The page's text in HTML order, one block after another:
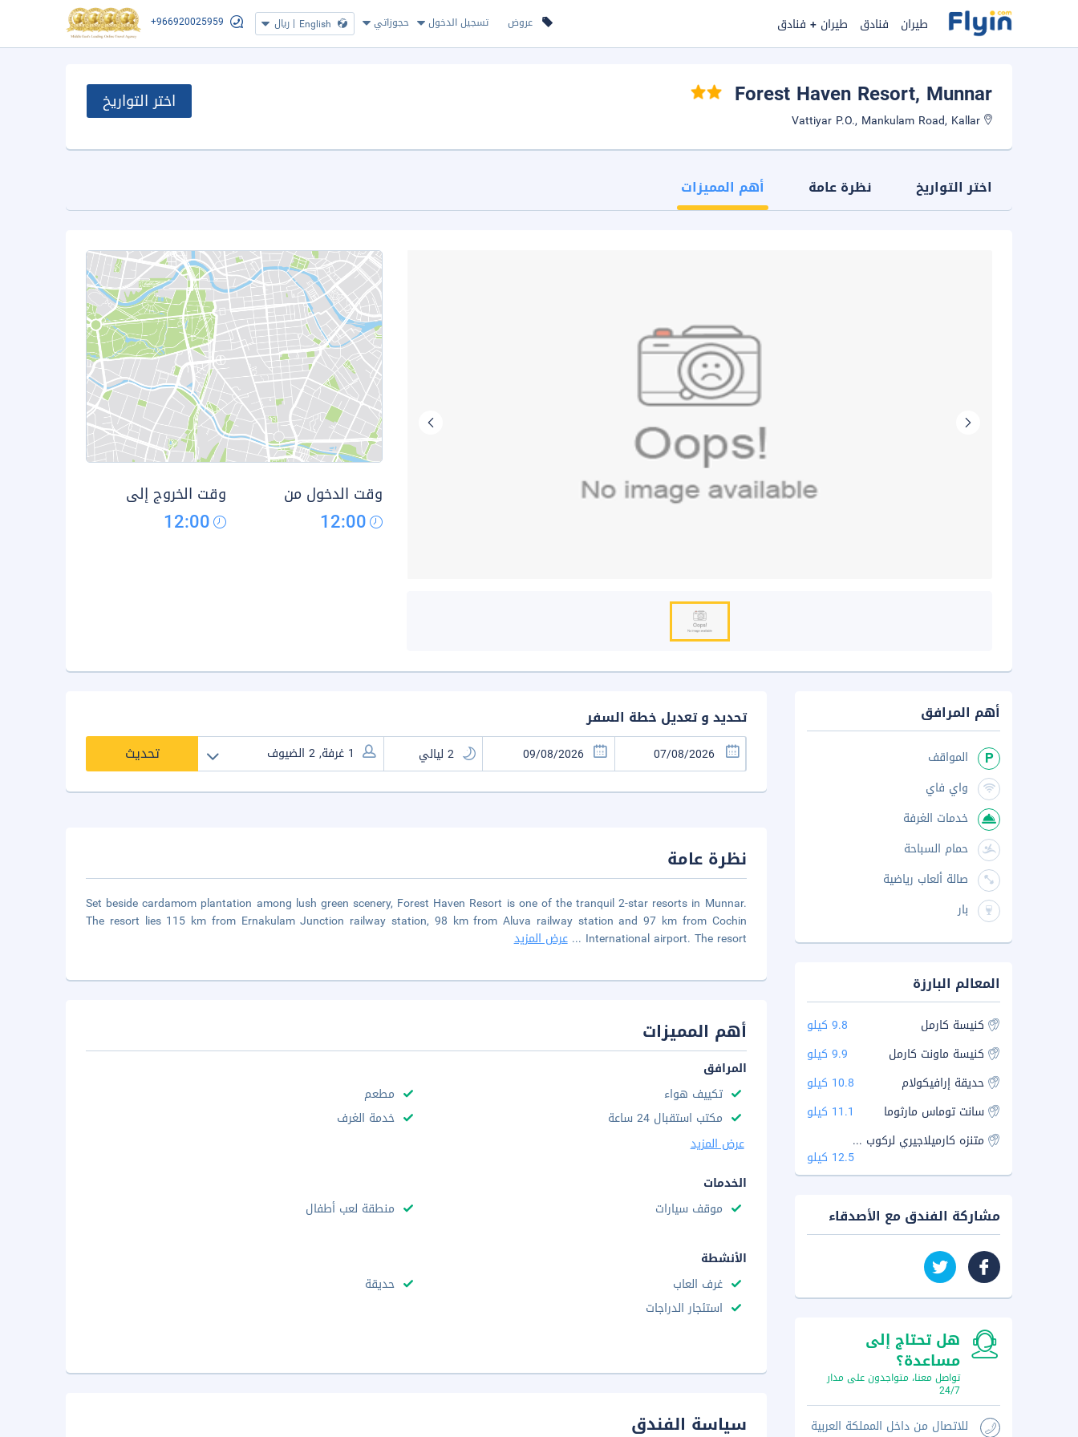
عروض تسجيل الدخول حجوزاتي English
| ريال +966920025959 طيران فنادق طيران + فنادق
Forest Haven Resort, Munnar اختر التواريخ
اختر التواريخ نظرة عامة أهم المميزات
وقت الدخول من
12:00
وقت الخروج إلى
12:00
تحديد و تعديل خطة السفر
تحديث
نظرة عامة
Set beside cardamom plantation among lush green scenery, Forest Haven Resort is one of the tranquil 2-star resorts in Munnar.
The resort lies 115 km from Ernakulam Junction railway station, 98 km from Aluva railway station and 97 km from Cochin
International airport. The resort
...عرض المزيد
أهم المميزات
المرافق
تكييف هواء
مطعم
مكتب استقبال 24 ساعة
خدمة الغرف
عرض المزيد
الخدمات
موقف سيارات
منطقة لعب أطفال
الأنشطة
غرف العاب
حديقة
استئجار الدراجات
سياسة الفندق
أهم المرافق
المواقف
واي فاي
خدمات الغرفة
حمام السباحة
صالة ألعاب رياضية
بار
المعالم البارزة
كنيسة كارمل
9.8 كيلو
كنيسة ماونت كارمل
9.9 كيلو
حديقة إرافيكولام
10.8 كيلو
سانت توماس مارثوما
11.1 كيلو
متنزه كارميلاجيري لركوب الأفيال
12.5 كيلو
مشاركة الفندق مع الأصدقاء
هل تحتاج إلى
مساعدة؟
تواصل معنا، متواجدون على مدار
24/7
للاتصال من داخل المملكة العربية